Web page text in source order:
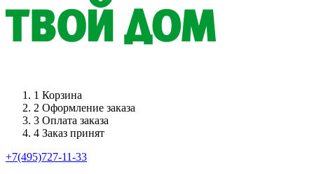
1 Корзина
2 Оформление заказа
3 Оплата заказа
4 Заказ принят
+7(495)727-11-33